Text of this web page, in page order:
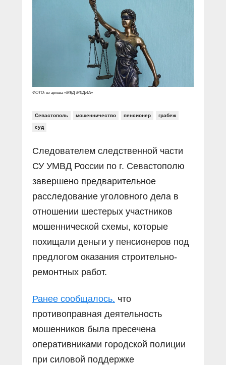
Социальные ролики
Документальные фильмы
Прямой разговор
Специальный репортаж
КиберПОСТОВОЙ
Газета «Щит и меч»
Журнал «Полиция России»
ФОТО: из архива «МВД МЕДИА»
Севастополь мошенничество пенсионер грабеж
суд
Следователем следственной части
СУ УМВД России по г. Севастополю
завершено предварительное
расследование уголовного дела в
отношении шестерых участников
мошеннической схемы, которые
похищали деньги у пенсионеров под
предлогом оказания строительно-
ремонтных работ.
Ранее сообщалось, что
противоправная деятельность
мошенников была пресечена
оперативниками городской полиции
при силовой поддержке